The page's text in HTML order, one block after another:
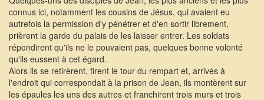
connus ici, notamment les cousins de Jésus, qui avaient eu
autrefois la permission d'y pénétrer et d'en sortir librement,
prièrent la garde du palais de les laisser entrer. Les soldats
répondirent qu'ils ne le pouvaient pas, quelques bonne volonté
qu'ils eussent à cet égard.
Alors ils se retirèrent, firent le tour du rempart et, arrivés à
l'endroit qui correspondait à la prison de Jean, ils montèrent sur
les épaules les uns des autres et franchirent trois murs et trois